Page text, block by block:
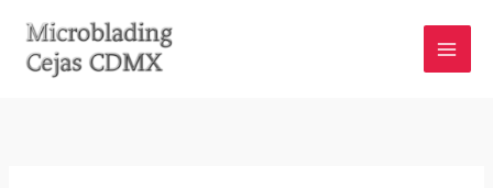
contenido